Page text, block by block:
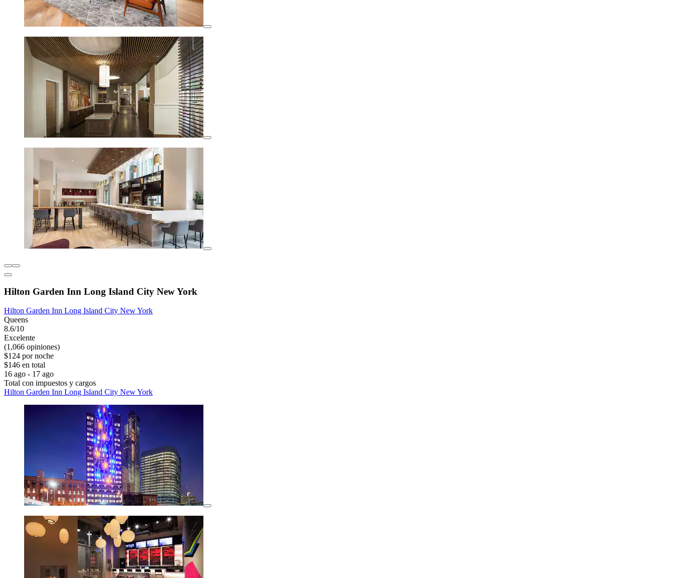
Hilton Garden Inn Long Island City New York
Hilton Garden Inn Long Island City New York
Queens
8.6/10
Excelente
(1,066 opiniones)
$124 por noche
$146 en total
16 ago - 17 ago
Total con impuestos y cargos
Hilton Garden Inn Long Island City New York